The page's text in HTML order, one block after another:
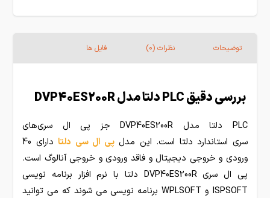
توضیحات نظرات (0) فایل ها
بررسی دقیق PLC دلتا مدل DVP40ES200R
PLC دلتا مدل DVP40ES200R جز پی ال سری‌های
سری استاندارد دلتا است. این مدلپی ال سی دلتا
دارای 40
ورودی و خروجی دیجیتال و فاقد ورودی و خروجی آنالوگ است.
پی ال سری DVP40ES200R دلتا با نرم افزار برنامه نویسی
ISPSOFT و WPLSOFT برنامه نویسی می شوند که می توانید